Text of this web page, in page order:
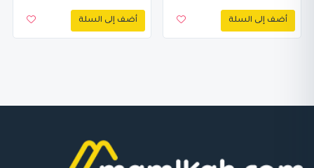
أضف إلى السلة أضف إلى السلة